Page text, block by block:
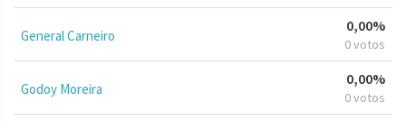
General Carneiro
0,00%
0 votos
Godoy Moreira
0,00%
0 votos